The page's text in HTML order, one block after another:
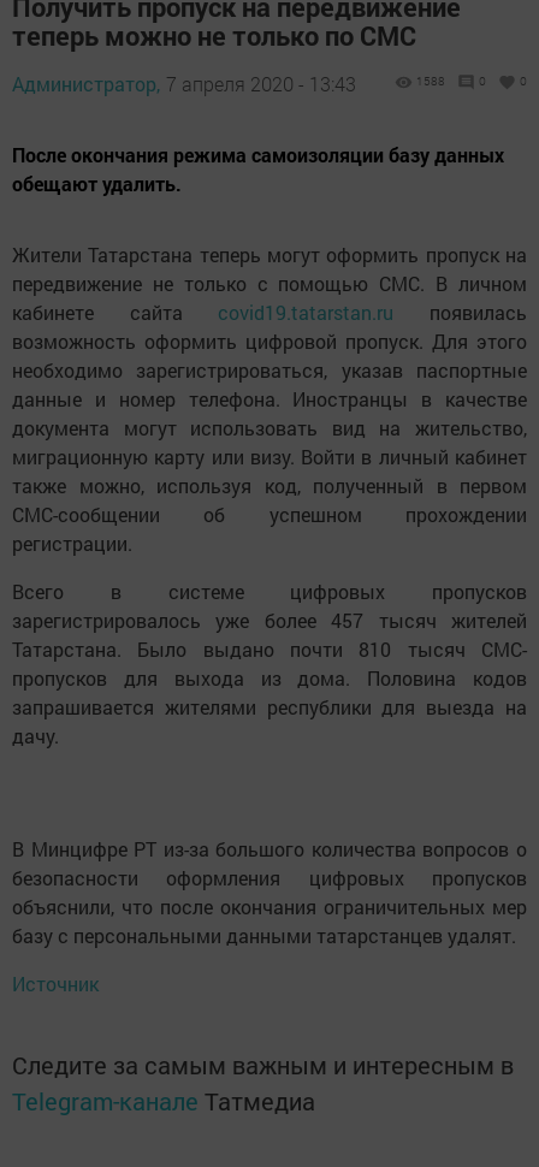
Получить пропуск на передвижение
теперь можно не только по СМС
Администратор, 7 апреля 2020 - 13:43 1588 0 0
После окончания режима самоизоляции базу данных
обещают удалить.
Жители Татарстана теперь могут оформить пропуск на
передвижение не только с помощью СМС. В личном
кабинете сайта covid19.tatarstan.ru появилась
возможность оформить цифровой пропуск. Для этого
необходимо зарегистрироваться, указав паспортные
данные и номер телефона. Иностранцы в качестве
документа могут использовать вид на жительство,
миграционную карту или визу. Войти в личный кабинет
также можно, используя код, полученный в первом
СМС-сообщении об успешном прохождении
регистрации.
Всего в системе цифровых пропусков
зарегистрировалось уже более 457 тысяч жителей
Татарстана. Было выдано почти 810 тысяч СМС-
пропусков для выхода из дома. Половина кодов
запрашивается жителями республики для выезда на
дачу.
В Минцифре РТ из-за большого количества вопросов о
безопасности оформления цифровых пропусков
объяснили, что после окончания ограничительных мер
базу с персональными данными татарстанцев удалят.
Источник
Следите за самым важным и интересным в
Telegram-канале Татмедиа